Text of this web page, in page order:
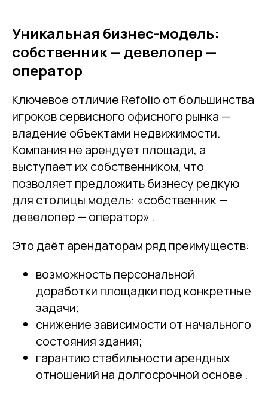
Уникальная бизнес-модель:
собственник — девелопер —
оператор
Ключевое отличие Refolio от большинства
игроков сервисного офисного рынка —
владение объектами недвижимости.
Компания не арендует площади, а
выступает их собственником, что
позволяет предложить бизнесу редкую
для столицы модель: «собственник —
девелопер — оператор» .
Это даёт арендаторам ряд преимуществ:
возможность персональной
доработки площадки под конкретные
задачи;
снижение зависимости от начального
состояния здания;
гарантию стабильности арендных
отношений на долгосрочной основе .